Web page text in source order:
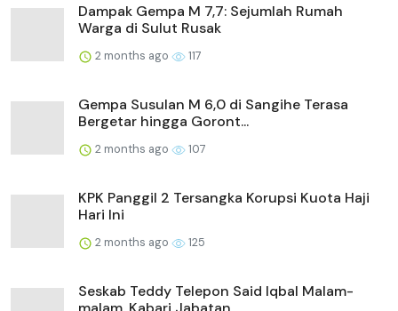
Dampak Gempa M 7,7: Sejumlah Rumah
Warga di Sulut Rusak
2 months ago 117
Gempa Susulan M 6,0 di Sangihe Terasa
Bergetar hingga Goront...
2 months ago 107
KPK Panggil 2 Tersangka Korupsi Kuota Haji
Hari Ini
2 months ago 125
Seskab Teddy Telepon Said Iqbal Malam-